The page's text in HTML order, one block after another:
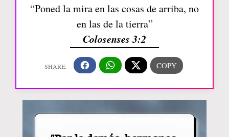
“Poned la mira en las cosas de arriba, no
en las de la tierra”
Colosenses 3:2